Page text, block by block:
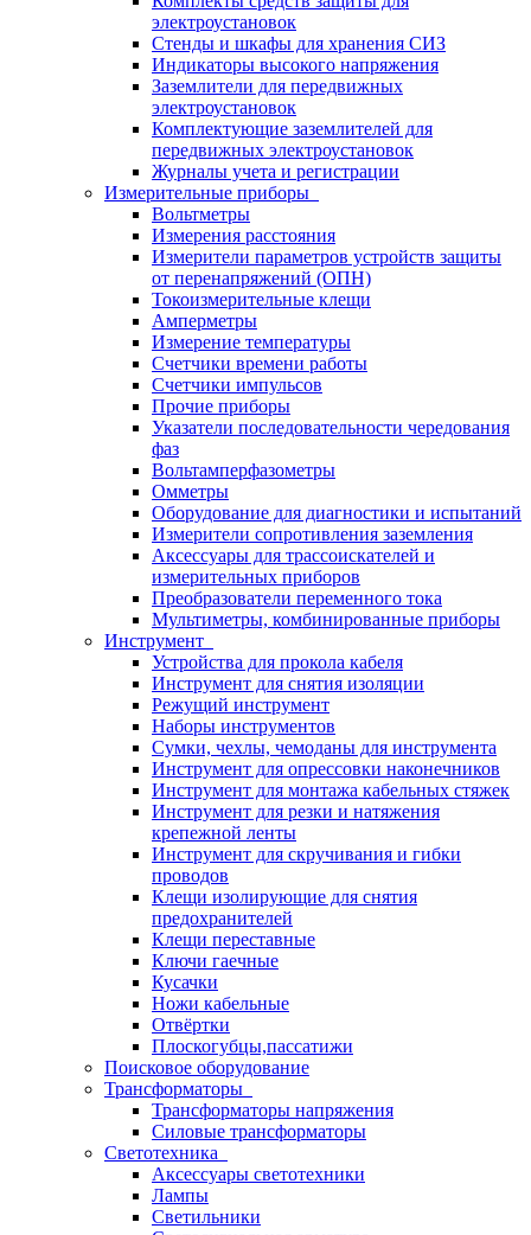
электроустановок
Стенды и шкафы для хранения СИЗ
Индикаторы высокого напряжения
Заземлители для передвижных
электроустановок
Комплектующие заземлителей для
передвижных электроустановок
Журналы учета и регистрации
Измерительные приборы
Вольтметры
Измерения расстояния
Измерители параметров устройств защиты
от перенапряжений (ОПН)
Токоизмерительные клещи
Амперметры
Измерение температуры
Счетчики времени работы
Счетчики импульсов
Прочие приборы
Указатели последовательности чередования
фаз
Вольтамперфазометры
Омметры
Оборудование для диагностики и испытаний
Измерители сопротивления заземления
Аксессуары для трассоискателей и
измерительных приборов
Преобразователи переменного тока
Мультиметры, комбинированные приборы
Инструмент
Устройства для прокола кабеля
Инструмент для снятия изоляции
Режущий инструмент
Наборы инструментов
Сумки, чехлы, чемоданы для инструмента
Инструмент для опрессовки наконечников
Инструмент для монтажа кабельных стяжек
Инструмент для резки и натяжения
крепежной ленты
Инструмент для скручивания и гибки
проводов
Клещи изолирующие для снятия
предохранителей
Клещи переставные
Ключи гаечные
Кусачки
Ножи кабельные
Отвёртки
Плоскогубцы,пассатижи
Поисковое оборудование
Трансформаторы
Трансформаторы напряжения
Силовые трансформаторы
Светотехника
Аксессуары светотехники
Лампы
Светильники